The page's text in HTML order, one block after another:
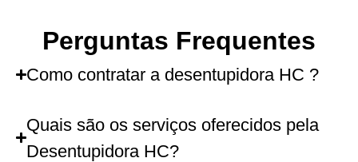
Perguntas Frequentes
Como contratar a desentupidora HC ?
Quais são os serviços oferecidos pela
Desentupidora HC?